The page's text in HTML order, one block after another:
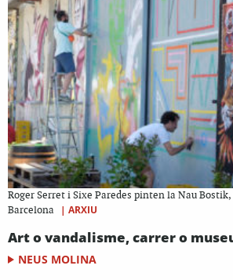
Roger Serret i Sixe Paredes pinten la Nau Bostik,
Barcelona
| ARXIU
Art o vandalisme, carrer o
NEUS MOLINA